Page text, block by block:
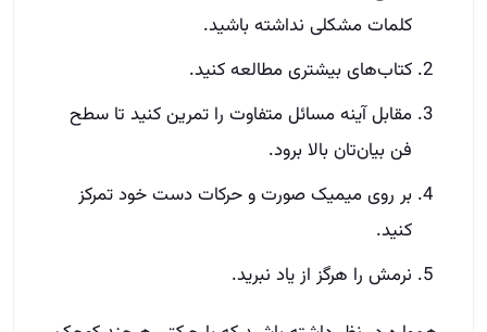
کلمات مشکلی نداشته باشید.
کتاب‌های بیشتری مطالعه کنید.
مقابل آینه مسائل متفاوت را تمرین کنید تا سطح
فن‌ بیان‌تان بالا برود.
بر روی میمیک صورت و حرکات دست خود تمرکز
کنید.
نرمش را هرگز از یاد نبرید.